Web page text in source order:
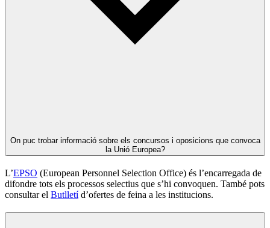
On puc trobar informació sobre els concursos i oposicions que convoca
la Unió Europea?
L’EPSO (European Personnel Selection Office) és l’encarregada de
difondre tots els processos selectius que s’hi convoquen. També pots
consultar el Butlletíd’ofertes de feina a les institucions.